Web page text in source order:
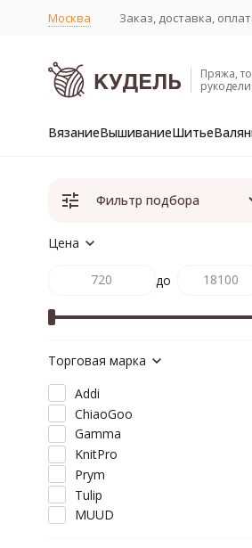
Москва Заказ, доставка,
Пряжа,
ВязаниеВышиваниеШитье
Фильтр подбора
Цена
до
Торговая марка
Addi
ChiaoGoo
Gamma
KnitPro
Prym
Tulip
MUUD